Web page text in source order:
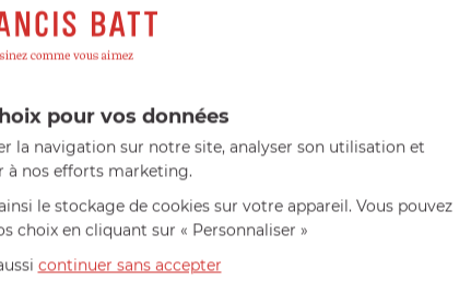
complémentaires
pour vos données
la navigation sur notre site, analyser son utilisation et
à nos efforts marketing.
le stockage de cookies sur votre appareil. Vous pouvez
choix en cliquant sur « Personnaliser »
continuer sans accepter